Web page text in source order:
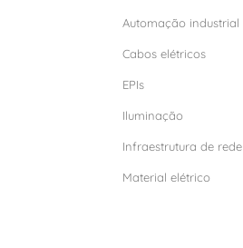
Automação industrial
Cabos elétricos
EPIs
Iluminação
Infraestrutura de rede
Material elétrico